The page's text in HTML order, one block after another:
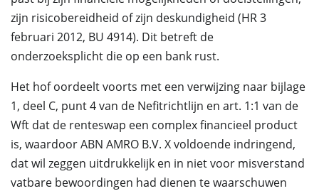
zijn risicobereidheid of zijn deskundigheid (HR 3
februari 2012, BU 4914). Dit betreft de
onderzoeksplicht die op een bank rust.
Het hof oordeelt voorts met een verwijzing naar bijlage
1, deel C, punt 4 van de Nefitrichtlijn en art. 1:1 van de
Wft dat de renteswap een complex financieel product
is, waardoor ABN AMRO B.V. X voldoende indringend,
dat wil zeggen uitdrukkelijk en in niet voor misverstand
vatbare bewoordingen had dienen te waarschuwen